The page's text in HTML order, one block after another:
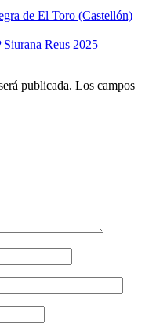
de El Toro (Castellón)
Reus 2025
publicada. Los campos